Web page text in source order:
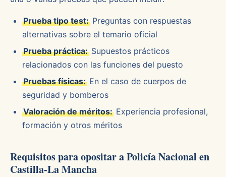
Prueba tipo test: Preguntas con respuestas
alternativas sobre el temario oficial
Prueba práctica: Supuestos prácticos
relacionados con las funciones del puesto
Pruebas físicas: En el caso de cuerpos de
seguridad y bomberos
Valoración de méritos: Experiencia profesional,
formación y otros méritos
Requisitos para opositar a Policía Nacional en
Castilla-La Mancha